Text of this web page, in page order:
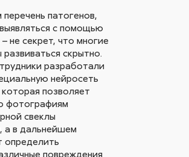
патогенов,
с помощью
не секрет, что многие
скрытно.
разработали
нейросеть
позволяет
фотографиям
свеклы
а в дальнейшем
определить
повреждения